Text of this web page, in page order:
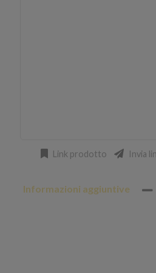
Link prodotto Invia
Informazioni aggiuntive